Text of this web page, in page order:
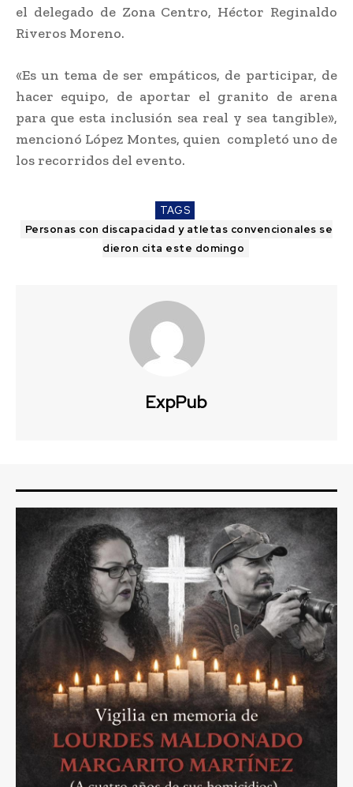
el delegado de Zona Centro, Héctor Reginaldo
Riveros Moreno.
«Es un tema de ser empáticos, de participar, de
hacer equipo, de aportar el granito de arena
para que esta inclusión sea real y sea tangible»,
mencionó López Montes, quien completó uno de
los recorridos del evento.
TAGS
Personas con discapacidad y atletas convencionales se
dieron cita este domingo
ExpPub